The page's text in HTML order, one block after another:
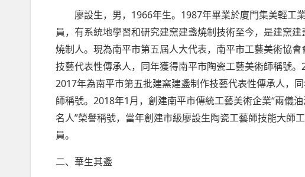
廖設生，男， 1966年生。 1987年畢業於廈門集美輕工
員，有系統地學習和研究建窯建盞燒制技術至今，是建窯
燒制人。現為南平市第五屆人大代表，南平市工藝美術協會
技藝代表性傳承人，同年獲得南平市陶瓷工藝美術師稱號。
2017年為南平市第五批建窯建盞制作技藝代表性傳承人，
師稱號。 2018年1 月，創建南平市傳統工藝美術企業“兩儀油
名人”榮譽稱號，當年創建市級廖設生陶瓷工藝師技能大師工
員。
二、華生其盞